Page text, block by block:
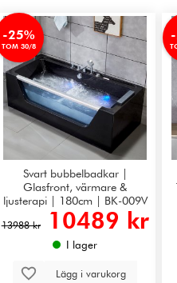
-25%
TOM 30/8
Svart bubbelbadkar |
Glasfront, värmare &
ljusterapi | 180cm | BK-009V
13988 kr 10489 kr
I lager
Lägg i varukorg